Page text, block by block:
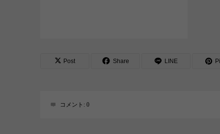
Post Share LINE
コメント: 0